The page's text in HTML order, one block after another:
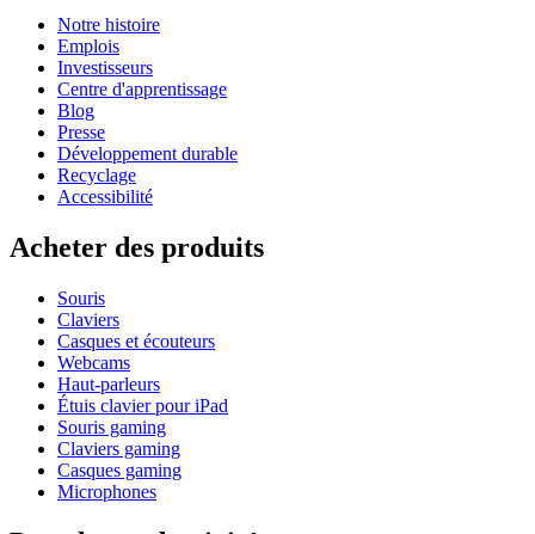
Notre histoire
Emplois
Investisseurs
Centre d'apprentissage
Blog
Presse
Développement durable
Recyclage
Accessibilité
Acheter des produits
Souris
Claviers
Casques et écouteurs
Webcams
Haut-parleurs
Étuis clavier pour iPad
Souris gaming
Claviers gaming
Casques gaming
Microphones